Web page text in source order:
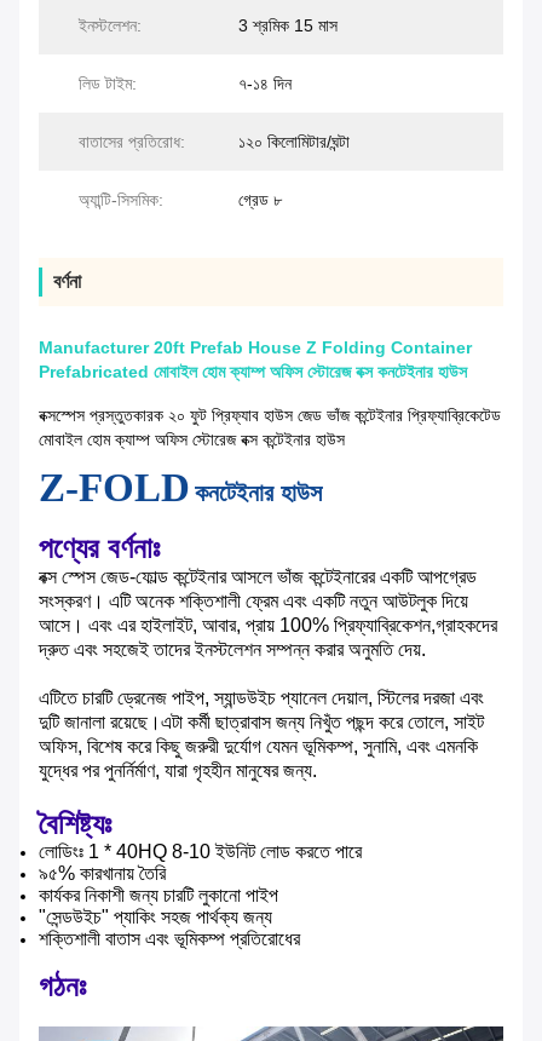
ইনস্টলেশন: 3 শ্রমিক 15 মাস
লিড টাইম: ৭-১৪ দিন
বাতাসের প্রতিরোধ: ১২০ কিলোমিটার/ঘন্টা
অ্যান্টি-সিসমিক: গ্রেড ৮
বর্ণনা
Manufacturer 20ft Prefab House Z Folding Container
Prefabricated মোবাইল হোম ক্যাম্প অফিস স্টোরেজ বক্স কনটেইনার হাউস
বক্সস্পেস প্রস্তুতকারক ২০ ফুট প্রিফ্যাব হাউস জেড ভাঁজ কন্টেইনার প্রিফ্যাব্রিকেটেড
মোবাইল হোম ক্যাম্প অফিস স্টোরেজ বক্স কন্টেইনার হাউস
Z-FOLD কনটেইনার হাউস
পণ্যের বর্ণনাঃ
বক্স স্পেস জেড-ফোল্ড কন্টেইনার আসলে ভাঁজ কন্টেইনারের একটি আপগ্রেড
সংস্করণ। এটি অনেক শক্তিশালী ফ্রেম এবং একটি নতুন আউটলুক দিয়ে
আসে। এবং এর হাইলাইট, আবার, প্রায় 100% প্রিফ্যাব্রিকেশন,গ্রাহকদের
দ্রুত এবং সহজেই তাদের ইনস্টলেশন সম্পন্ন করার অনুমতি দেয়.
এটিতে চারটি ড্রেনেজ পাইপ, স্যান্ডউইচ প্যানেল দেয়াল, স্টিলের দরজা এবং
দুটি জানালা রয়েছে।এটা কর্মী ছাত্রাবাস জন্য নিখুঁত পছন্দ করে তোলে, সাইট
অফিস, বিশেষ করে কিছু জরুরী দুর্যোগ যেমন ভূমিকম্প, সুনামি, এবং এমনকি
যুদ্ধের পর পুনর্নির্মাণ, যারা গৃহহীন মানুষের জন্য.
বৈশিষ্ট্যঃ
লোডিংঃ 1 * 40HQ 8-10 ইউনিট লোড করতে পারে
৯৫% কারখানায় তৈরি
কার্যকর নিকাশী জন্য চারটি লুকানো পাইপ
"সেন্ডউইচ" প্যাকিং সহজ পার্থক্য জন্য
শক্তিশালী বাতাস এবং ভূমিকম্প প্রতিরোধের
গঠনঃ